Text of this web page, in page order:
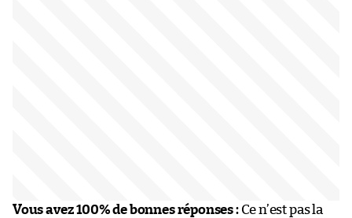
Vous avez 100% de bonnes réponses :Ce n’est pas la